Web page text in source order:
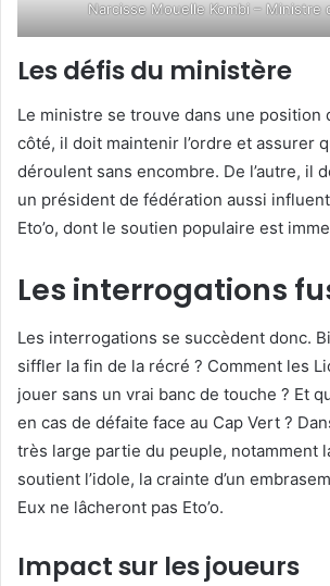
Narcisse Mouelle Kombi– Ministre
Les défis du ministère
Le ministre se trouve dans une position
côté, il doit maintenir l’ordre et assurer
déroulent sans encombre. De l’autre, il
un président de fédération aussi
Eto’o, dont le soutien populaire est
Les interrogations
Les interrogations se succèdent donc.
siffler la fin de la récré ? Comment les
jouer sans un vrai banc de touche ? Et
en cas de défaite face au Cap Vert ?
très large partie du peuple, notamment
soutient l’idole, la crainte d’un
Eux ne lâcheront pas Eto’o.
Impact sur les joueurs